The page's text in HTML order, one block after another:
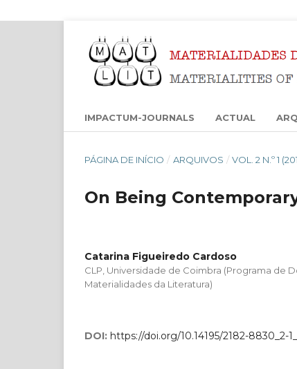
IMPACTUM-JOURNALS ACTUAL
PÁGINA DE INÍCIO / ARQUIVOS / VOL. 2 N.º 1
On Being
Catarina Figueiredo Cardoso
CLP, Universidade de Coimbra (Programa de
Materialidades da Literatura)
DOI: https://doi.org/10.14195/2182-8830_2-